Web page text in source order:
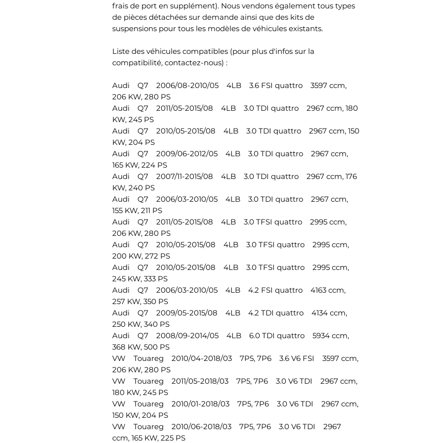
frais de port en supplément). Nous vendons également tous types
de pièces détachées sur demande ainsi que des kits de
suspensions pour tous les modèles de véhicules existants.
Liste des véhicules compatibles (pour plus d'infos sur la
compatibilité, contactez-nous) :
Audi Q7 2006/08-2010/05 4LB 3.6 FSI quattro 3597 ccm,
206 KW, 280 PS
Audi Q7 2011/05-2015/08 4LB 3.0 TDI quattro 2967 ccm, 180
KW, 245 PS
Audi Q7 2010/05-2015/08 4LB 3.0 TDI quattro 2967 ccm, 150
KW, 204 PS
Audi Q7 2009/06-2012/05 4LB 3.0 TDI quattro 2967 ccm,
165 KW, 224 PS
Audi Q7 2007/11-2015/08 4LB 3.0 TDI quattro 2967 ccm, 176
KW, 240 PS
Audi Q7 2006/03-2010/05 4LB 3.0 TDI quattro 2967 ccm,
155 KW, 211 PS
Audi Q7 2011/05-2015/08 4LB 3.0 TFSI quattro 2995 ccm,
206 KW, 280 PS
Audi Q7 2010/05-2015/08 4LB 3.0 TFSI quattro 2995 ccm,
200 KW, 272 PS
Audi Q7 2010/05-2015/08 4LB 3.0 TFSI quattro 2995 ccm,
245 KW, 333 PS
Audi Q7 2006/03-2010/05 4LB 4.2 FSI quattro 4163 ccm,
257 KW, 350 PS
Audi Q7 2009/05-2015/08 4LB 4.2 TDI quattro 4134 ccm,
250 KW, 340 PS
Audi Q7 2008/09-2014/05 4LB 6.0 TDI quattro 5934 ccm,
368 KW, 500 PS
VW Touareg 2010/04-2018/03 7P5, 7P6 3.6 V6 FSI 3597 ccm,
206 KW, 280 PS
VW Touareg 2011/05-2018/03 7P5, 7P6 3.0 V6 TDI 2967 ccm,
180 KW, 245 PS
VW Touareg 2010/01-2018/03 7P5, 7P6 3.0 V6 TDI 2967 ccm,
150 KW, 204 PS
VW Touareg 2010/06-2018/03 7P5, 7P6 3.0 V6 TDI 2967
ccm, 165 KW, 225 PS